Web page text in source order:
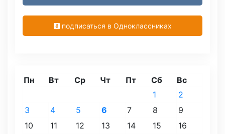
подписаться в Одноклассниках
Пн Вт Ср Чт Пт Сб Вс
1
2
3
4 5 6 7 8
9
10
11 12 13 14 15
16